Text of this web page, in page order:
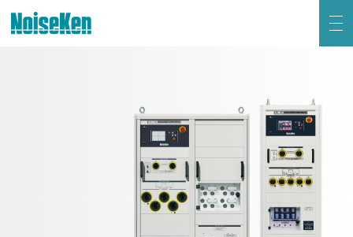
方形波インパルスノイズ試験器
ファスト・トランジェント/バースト試験器